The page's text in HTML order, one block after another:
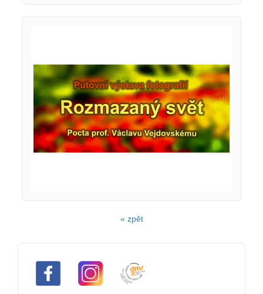
« zpět